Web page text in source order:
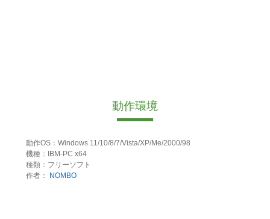
動作環境
動作OS：Windows 11/10/8/7/Vista/XP/Me/2000/98
機種：IBM-PC x64
種類：フリーソフト
作者：
NOMBO